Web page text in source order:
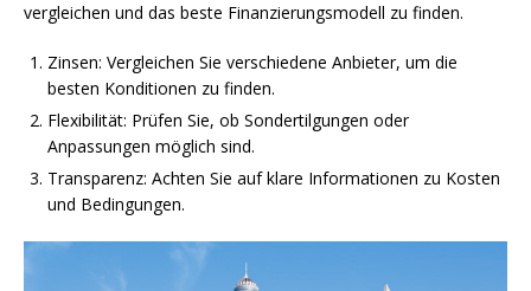
vergleichen und das beste Finanzierungsmodell zu finden.
Zinsen: Vergleichen Sie verschiedene Anbieter, um die
besten Konditionen zu finden.
Flexibilität: Prüfen Sie, ob Sondertilgungen oder
Anpassungen möglich sind.
Transparenz: Achten Sie auf klare Informationen zu Kosten
und Bedingungen.